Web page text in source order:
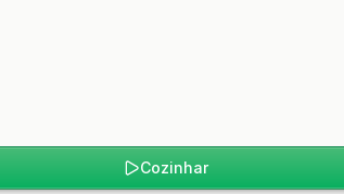
Cozinhar